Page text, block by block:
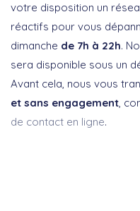
votre disposition un
réactifs pour vous
dimanche de 7h à 22h.
sera disponible sous un
Avant cela, nous vous
et sans engagement,
de contact en ligne.